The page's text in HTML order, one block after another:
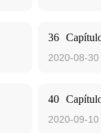
36
2020-08-30
40
2020-09-10